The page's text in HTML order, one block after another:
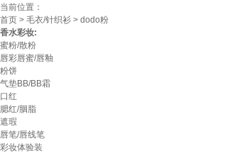
当前位置：
首页 > 毛衣/针织衫 > dodo粉
香水彩妆:
蜜粉/散粉
唇彩唇蜜/唇釉
粉饼
气垫BB/BB霜
口红
腮红/胭脂
遮瑕
唇笔/唇线笔
彩妆体验装